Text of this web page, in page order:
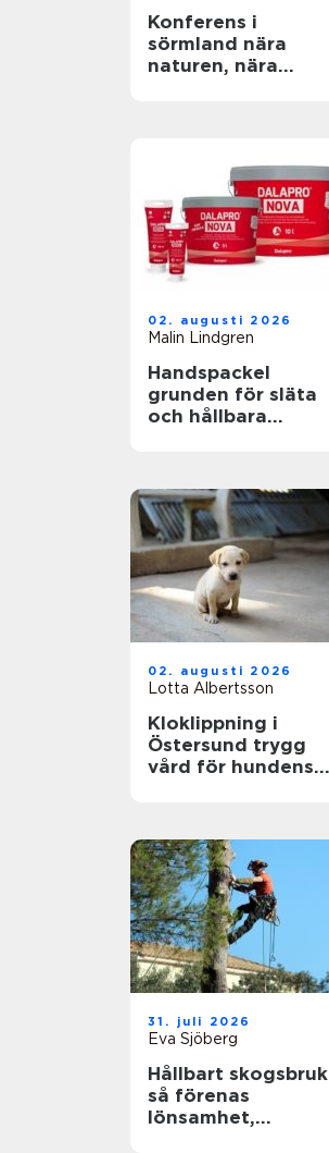
Konferens i
sörmland nära
naturen, nära
02. augusti 2026
Malin Lindgren
Handspackel
grunden för släta
och hållbara
02. augusti 2026
Lotta Albertsson
Kloklippning i
Östersund trygg
vård för hundens
31. juli 2026
Eva Sjöberg
Hållbart skogsbruk
så förenas
lönsamhet,